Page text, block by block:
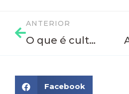
ANTERIOR
O que é cultura compartilhada e alguns exemplos:
Facebook